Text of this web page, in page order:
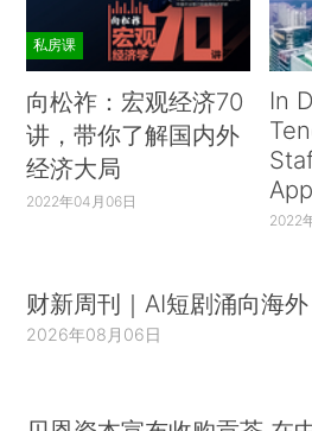
私房课
向松祚：宏观经济70
讲，带你了解国内外
经济大局
2022年04月06日
In
2022
财新周刊｜AI短剧涌向海外
2026年08月06日